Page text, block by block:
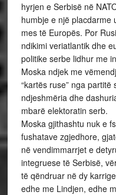
hyrjen e Serbisë në
humbje e një placdarme
mes të Europës. Por
ndikimi veriatlantik dhe
politike serbe lidhur me
Moska ndjek me
“kartës ruse” nga
ndjeshmëria dhe
mbarë elektoratin serb.
Moska gjithashtu nuk e
fushatave zgjedhore,
në vendimmarrjet e
integruese të Serbisë,
të qëndruar në dy
edhe me Lindjen, edhe